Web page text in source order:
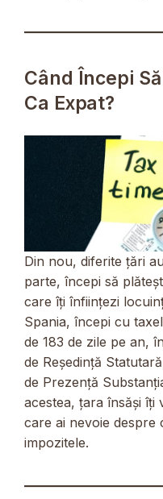
Când Începi
Ca Expat?
Din nou, diferite țări
parte, începi să
care îți înființezi
Spania, începi cu
de 183 de zile pe an,
de Reședință
de Prezență
acestea, țara însăși îți
care ai nevoie despre
impozitele.